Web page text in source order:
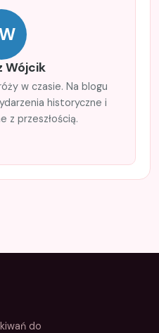
Wójcik
w czasie. Na blogu
historyczne i
z przeszłością.
do